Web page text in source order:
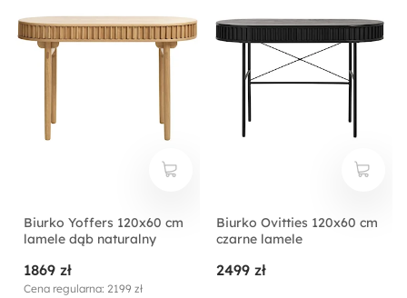
Biurko Yoffers 120x60 cm
lamele dąb naturalny
1869 zł
Cena regularna: 2199 zł
Biurko Ovitties 120x60 cm
czarne lamele
2499 zł